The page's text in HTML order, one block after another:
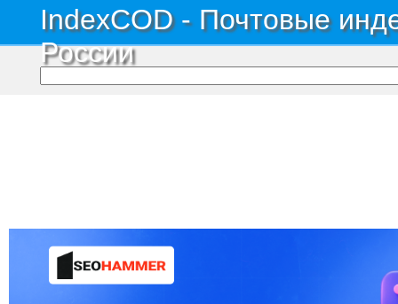
IndexCOD - Почтовые
России